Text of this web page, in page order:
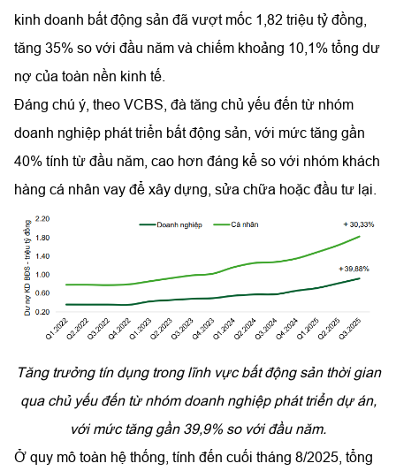
kinh doanh bất động sản đã vượt mốc 1,82 triệu tỷ đồng,
tăng 35% so với đầu năm và chiếm khoảng 10,1% tổng dư
nợ của toàn nền kinh tế.
Đáng chú ý, theo VCBS, đà tăng chủ yếu đến từ nhóm
doanh nghiệp phát triển bất động sản, với mức tăng gần
40% tính từ đầu năm, cao hơn đáng kể so với nhóm khách
hàng cá nhân vay để xây dựng, sửa chữa hoặc đầu tư lại.
Tăng trưởng tín dụng trong lĩnh vực bất động sản thời gian
qua chủ yếu đến từ nhóm doanh nghiệp phát triển dự án,
với mức tăng gần 39,9% so với đầu năm.
Ở quy mô toàn hệ thống, tính đến cuối tháng 8/2025, tổng